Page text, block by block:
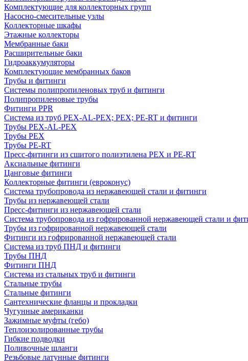
Комплектующие для коллекторных групп
Насосно-смесительные узлы
Коллекторные шкафы
Этажные коллекторы
Мембранные баки
Расширительные баки
Гидроаккумуляторы
Комплектующие мембранных баков
Трубы и фитинги
Системы полипропиленовых труб и фитинги
Полипропиленовые трубы
Фитинги PPR
Система из труб PEX-AL-PEX; PEX; PE-RT и фитинги
Трубы PEX-AL-PEX
Трубы PEX
Трубы PE-RT
Пресс-фитинги из сшитого полиэтилена PEX и PE-RT
Аксиальные фитинги
Цанговые фитинги
Коллекторные фитинги (евроконус)
Система трубопровода из нержавеющей стали и фитинги
Трубы из нержавеющей стали
Пресс-фитинги из нержавеющей стали
Система трубопровода из гофрированной нержавеющей стали и
Трубы из гофрированной нержавеющей стали
Фитинги из гофрированной нержавеющей стали
Система из труб ПНД и фитинги
Трубы ПНД
Фитинги ПНД
Система из стальных труб и фитинги
Стальные трубы
Стальные фитинги
Сантехнические фланцы и прокладки
Чугунные американки
Зажимные муфты (гебо)
Теплоизолированные трубы
Гибкие подводки
Поливочные шланги
Резьбовые латунные фитинги